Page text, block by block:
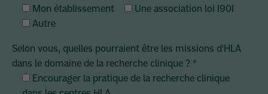
Mon établissement
Une association loi 1901
Autre
Selon vous, quelles pourraient être les missions d'HLA
dans le domaine de la recherche clinique ? *
Encourager la pratique de la recherche clinique